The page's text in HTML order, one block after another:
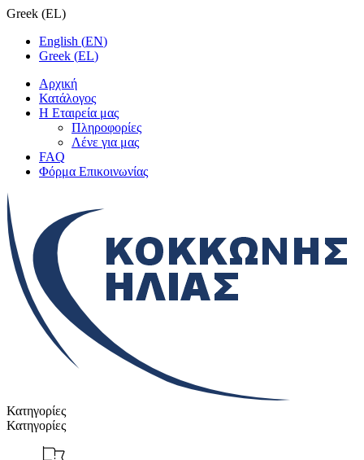
Greek (EL)
English (EN)
Greek (EL)
Αρχική
Κατάλογος
Η Εταιρεία μας
Πληροφορίες
Λένε για μας
FAQ
Φόρμα Επικοινωνίας
Κατηγορίες
Κατηγορίες